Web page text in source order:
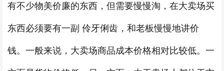
有不少物美价廉的东西，但需要慢慢淘，在大卖场买
东西必须要有一副 伶牙俐齿，和老板慢慢地讲价
钱。一般来说，大卖场商品成本价格相对比较低。一